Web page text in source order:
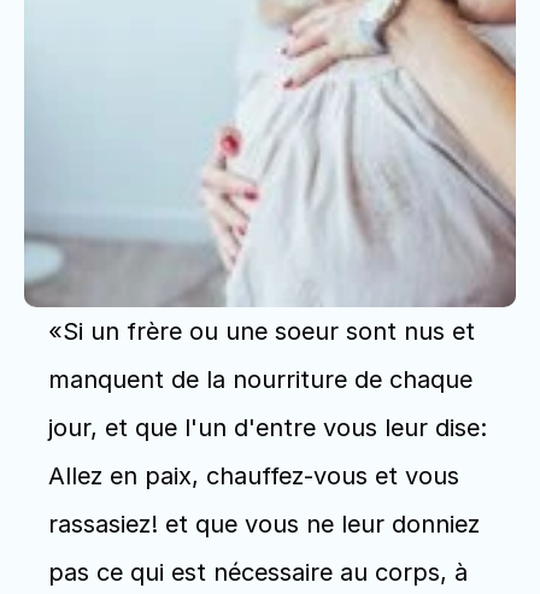
«Si un frère ou une soeur sont nus et
manquent de la nourriture de chaque
jour, et que l'un d'entre vous leur dise:
Allez en paix, chauffez-vous et vous
rassasiez! et que vous ne leur donniez
pas ce qui est nécessaire au corps, à